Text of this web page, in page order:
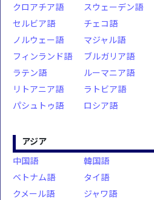
クロアチア語
スウェーデン語
セルビア語
チェコ語
ノルウェー語
マジャル語
フィンランド語
ブルガリア語
ラテン語
ルーマニア語
リトアニア語
ラトビア語
パシュトゥ語
ロシア語
アジア
中国語
韓国語
ベトナム語
タイ語
クメール語
ジャワ語